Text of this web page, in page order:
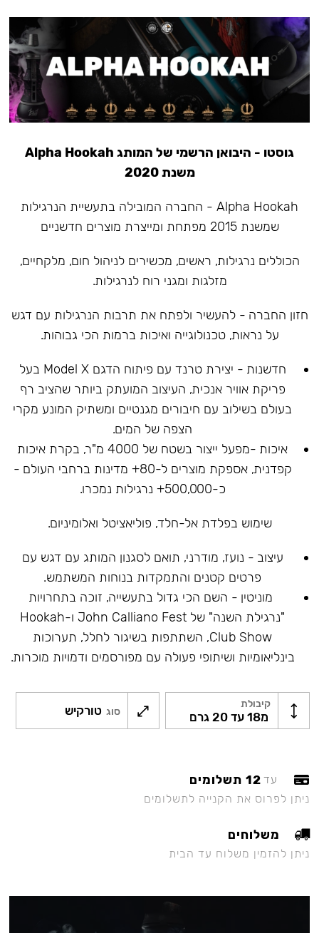
גוסטו - היבואן הרשמי של המותג Alpha Hookah
משנת 2020
Alpha Hookah - החברה המובילה בתעשיית הנרגילות
שמשנת 2015 מפתחת ומייצרת מוצרים חדשניים
הכוללים נרגילות, ראשים, מכשירים לניהול חום, מלקחיים,
מזלגות ומגני רוח לנרגילות.
חזון החברה - להעשיר ולפתח את תרבות הנרגילות עם דגש
על נראות, טכנולוגייה ואיכות ברמות הכי גבוהות.
חדשנות - יצירת טרנד עם פיתוח הדגם Model X בעל
פריקת אוויר אנכית, העיצוב המועתק ביותר שהציב רף
בעולם בשילוב עם חיבורים מגנטיים ומשתיק המונע מקרי
הצפה של המים.
איכות -מפעל ייצור בשטח של 4000 מ"ר, בקרת איכות
קפדנית, אספקת מוצרים ל-80+ מדינות ברחבי העולם -
כ-500,000+ נרגילות נמכרו.
שימוש בפלדת אל-חלד, פוליאציטל ואלומיניום.
עיצוב - נועז, מודרני, תואם לסגנון המותג עם דגש עם
פרטים קטנים והתמקדות בנוחות המשתמש.
מוניטין - השם הכי גדול בתעשייה, זוכה בתחרויות
"נרגילת השנה" של John Calliano Fest ו-Hookah
Club Show, השתתפות בשיגור לחלל, תערוכות
בינליאומיות ושיתופי פעולה עם מפורסמים ודמויות מוכרות.
קיבולת
מ18 עד 20 גרם סוג טורקיש
עד 12 תשלומים
ניתן לפרוס את הקנייה לתשלומים
משלוחים
ניתן להזמין משלוח עד הבית